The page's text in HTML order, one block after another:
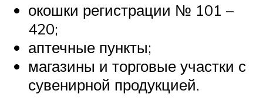
окошки регистрации № 101 –
420;
аптечные пункты;
магазины и торговые участки с
сувенирной продукцией.